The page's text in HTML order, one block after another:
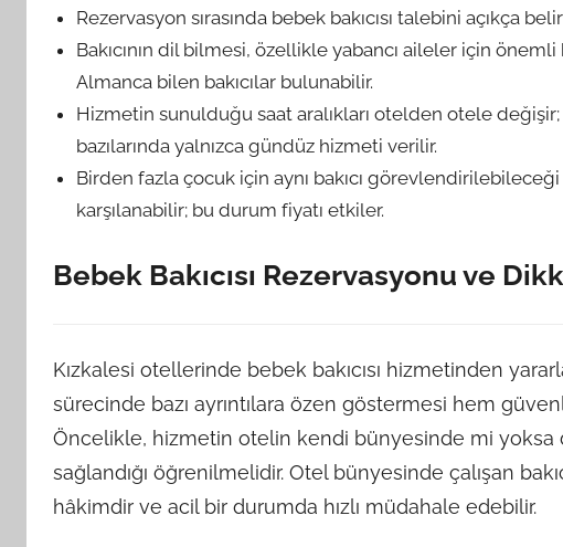
Rezervasyon sırasında bebek bakıcısı talebini açıkça
Bakıcının dil bilmesi, özellikle yabancı aileler için
Almanca bilen bakıcılar bulunabilir.
Hizmetin sunulduğu saat aralıkları otelden otele değişir;
bazılarında yalnızca gündüz hizmeti verilir.
Birden fazla çocuk için aynı bakıcı
karşılanabilir; bu durum fiyatı etkiler.
Bebek Bakıcısı Rezervasyonu ve
Kızkalesi otellerinde bebek bakıcısı hizmetinden
sürecinde bazı ayrıntılara özen göstermesi hem
Öncelikle, hizmetin otelin kendi bünyesinde mi yoksa
sağlandığı öğrenilmelidir. Otel bünyesinde çalışan
hâkimdir ve acil bir durumda hızlı müdahale edebilir.